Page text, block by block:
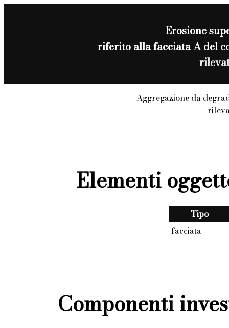
Erosione
riferito alla facciata A del
Aggregazione da
Elementi
Tipo
facciata
Componenti